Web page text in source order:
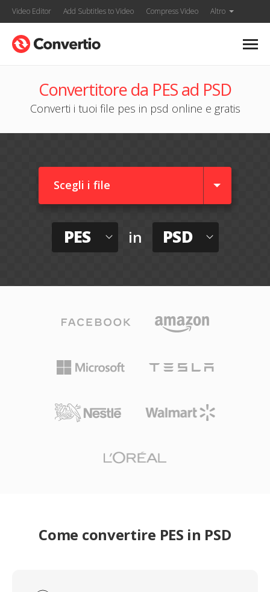
Video Editor Add Subtitles to Video Compress Video Altro
Convertitore da PES ad PSD
Converti i tuoi file pes in psd online e gratis
Scegli i file
PES in PSD
Come convertire PES in PSD